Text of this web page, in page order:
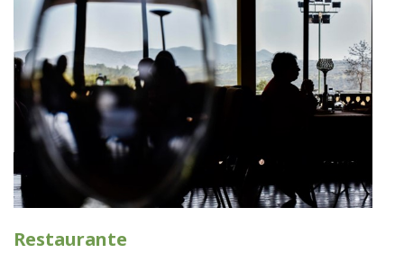
Restaurante